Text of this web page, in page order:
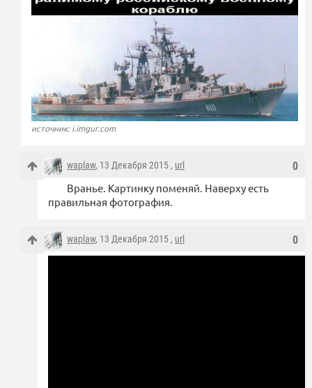
источник: i.imgur.com
0
waplaw, 13 Декабря 2015 , url
Вранье. Картинку поменяй. Наверху есть
правильная фотография.
0
waplaw, 13 Декабря 2015 , url